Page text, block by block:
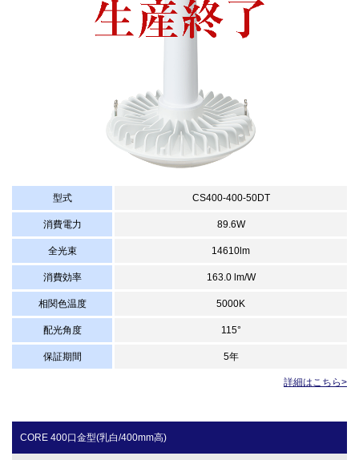
型式 CS400-400-50DT
消費電力 89.6W
全光束 14610lm
消費効率 163.0 lm/W
相関色温度 5000K
配光角度 115°
保証期間 5年
詳細はこちら>
CORE 400口金型(乳白/400mm高)